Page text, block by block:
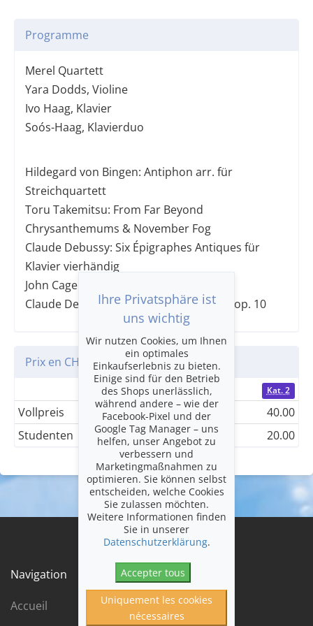
Programme
Merel Quartett
Yara Dodds, Violine
Ivo Haag, Klavier
Soós-Haag, Klavierduo
Hildegard von Bingen: Antiphon arr. für
Streichquartett
Toru Takemitsu: From Far Beyond
Chrysanthemums & November Fog
Claude Debussy: Six Épigraphes Antiques für
Klavier vierhändig
John Cage: Seven Haiku für Klavier solo
Claude Debussy: Streichquartett g-Moll op. 10
Prix en CHF
Kat. 1 Kat. 2
Vollpreis 50.00
40.00
Studenten
25.00 20.00
Navigation
Accueil
Ihre Privatsphäre ist
uns wichtig
Wir nutzen Cookies, um Ihnen
ein optimales
Einkaufserlebnis zu bieten.
Einige sind für den Betrieb
des Shops unerlässlich,
während andere – wie der
Facebook-Pixel und der
Google Tag Manager – uns
helfen, unser Angebot zu
verbessern und
Marketingmaßnahmen zu
optimieren. Sie können selbst
entscheiden, welche Cookies
Sie zulassen möchten.
Weitere Informationen finden
Sie in unserer
Datenschutzerklärung.
Accepter tous
Uniquement les cookies
nécessaires